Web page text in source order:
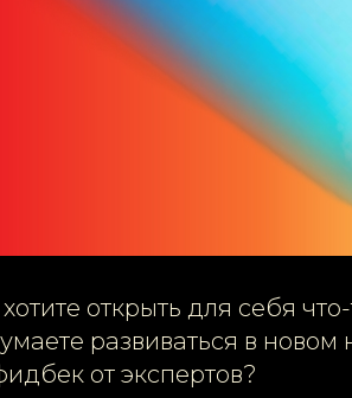
открыть для себя
развиваться в новом
от экспертов?